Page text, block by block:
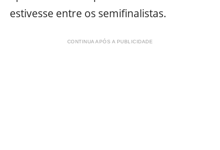
estivesse entre os semifinalistas.
CONTINUA APÓS A PUBLICIDADE